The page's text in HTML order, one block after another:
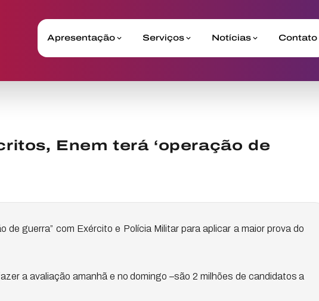
Apresentação Serviços Notícias Contato
Enem terá ‘operação de
de guerra” com Exército e Polícia Militar para aplicar a maior prova do
a avaliação amanhã e no domingo –são 2 milhões de candidatos a